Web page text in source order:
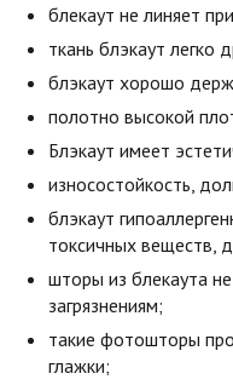
блекаут не линяет
ткань блэкаут легко
блэкаут хорошо
полотно высокой
Блэкаут имеет
износостойкость,
блэкаут
токсичных веществ,
шторы из блекаута
загрязнениям;
такие фотошторы
глажки;